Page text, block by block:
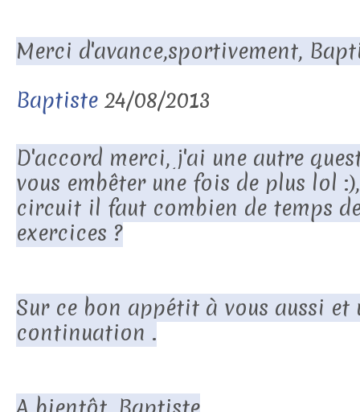
Merci d'avance,sportivement,
Baptiste 24/08/2013
D'accord merci, j'ai une autre
vous embêter une fois de plus lol
circuit il faut combien de temps
exercices ?
Sur ce bon appétit à vous aussi et
continuation .